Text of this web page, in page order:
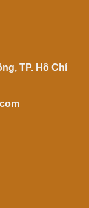
TP. Hồ Chí